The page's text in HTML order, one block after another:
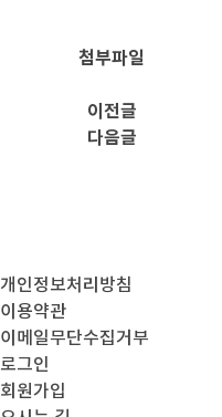
첨부파일
이전글
다음글
개인정보처리방침
이용약관
이메일무단수집거부
로그인
회원가입